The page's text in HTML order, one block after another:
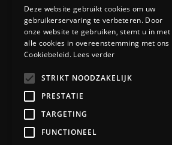
FAQ
NIEUWSBRIEF
HUISREGELS
Deze website gebruikt cookies om uw
gebruikerservaring te verbeteren. Door
onze website te gebruiken, stemt u in met
alle cookies in overeenstemming met ons
Cookiebeleid. Lees verder
STRIKT NOODZAKELIJK
PRESTATIE
TARGETING
FUNCTIONEEL